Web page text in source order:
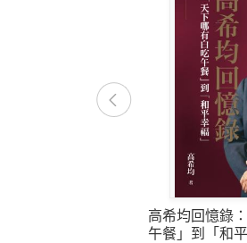
高希均回憶錄
午餐」到「和